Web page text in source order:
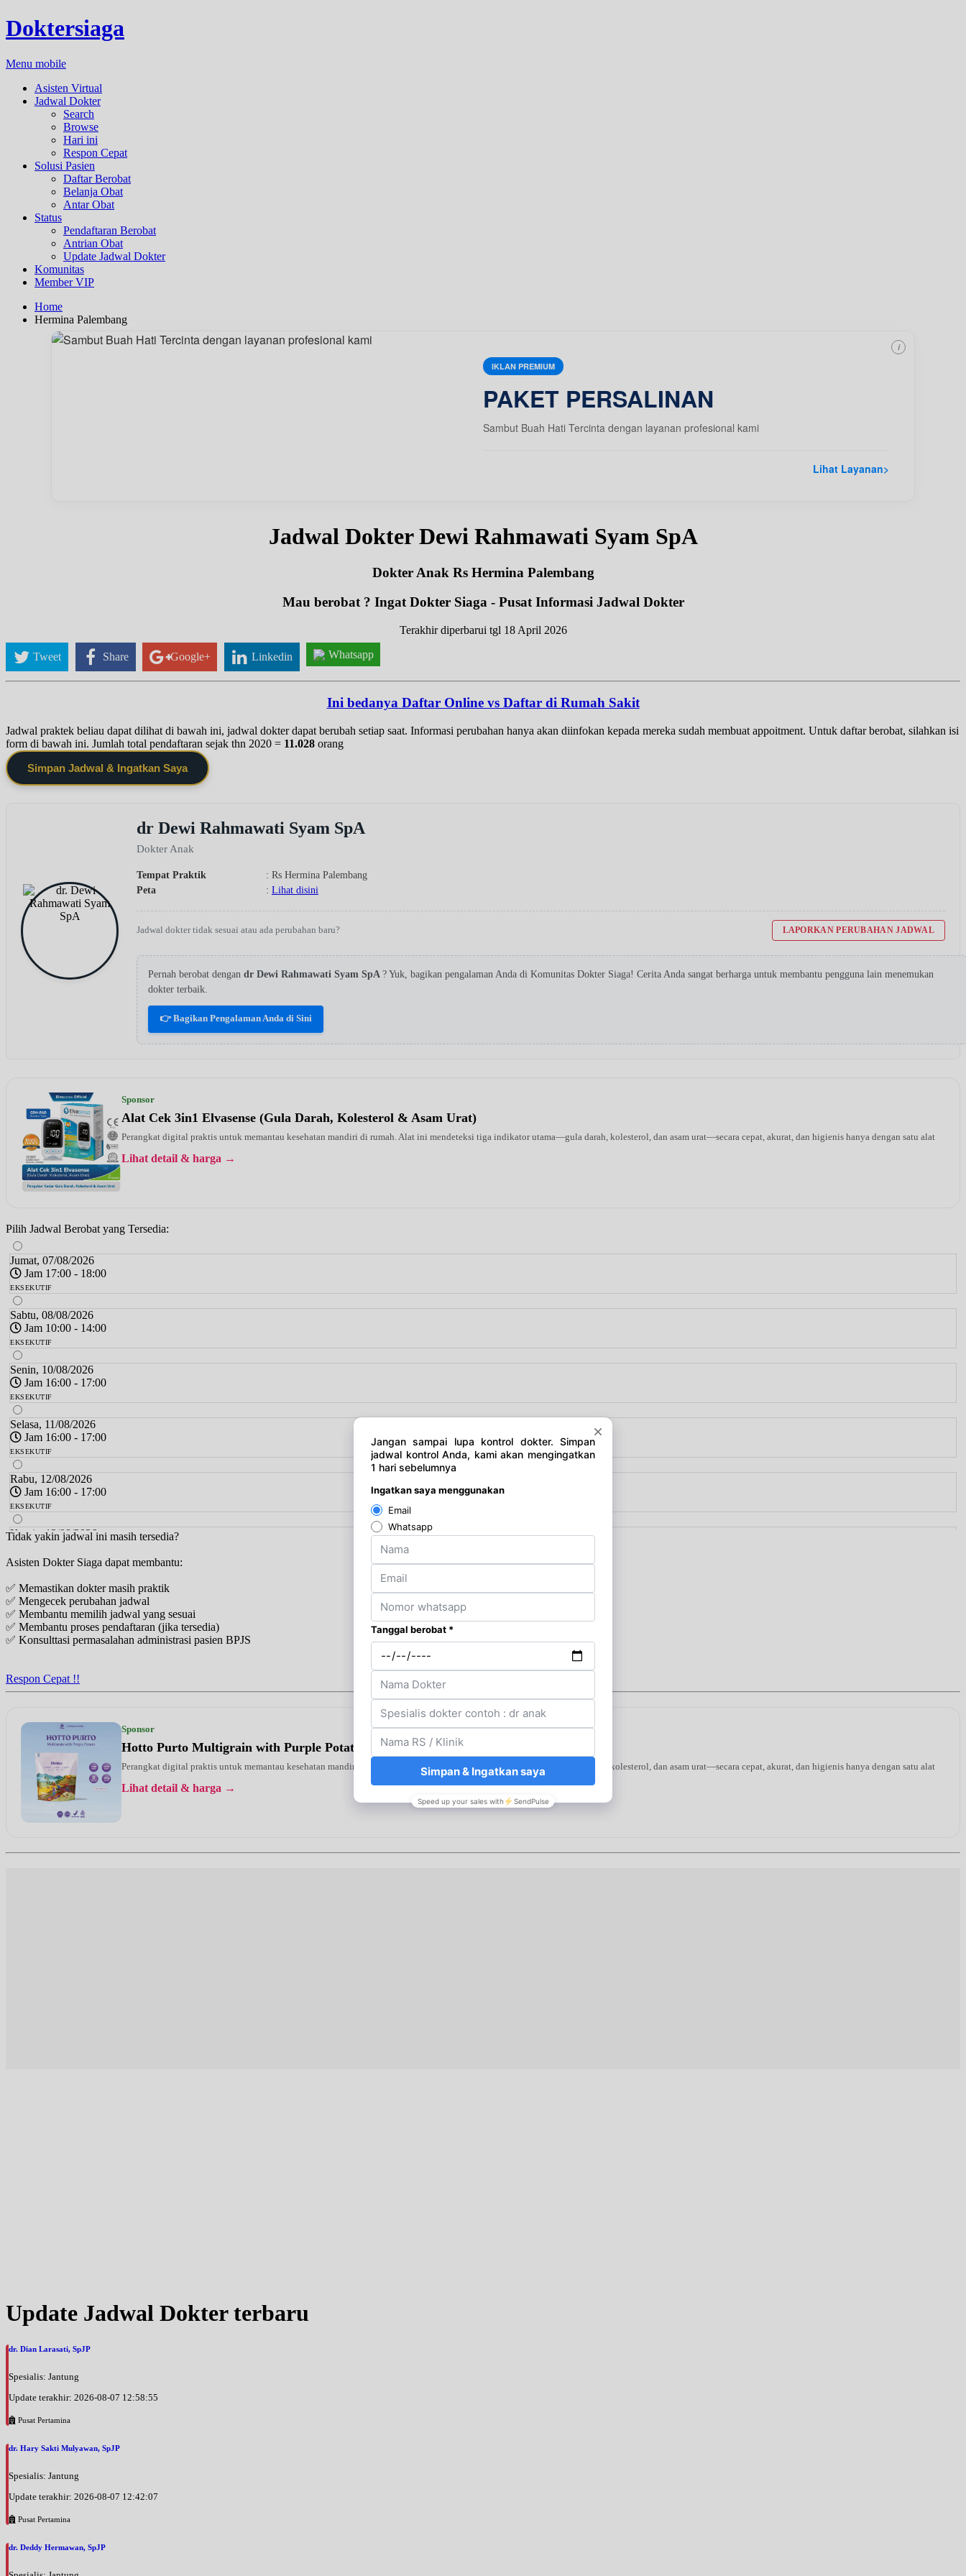
Doktersiaga
Menu mobile
Asisten Virtual
Jadwal Dokter
Search
Browse
Hari ini
Respon Cepat
Solusi Pasien
Daftar Berobat
Belanja Obat
Antar Obat
Status
Pendaftaran Berobat
Antrian Obat
Update Jadwal Dokter
Komunitas
Member VIP
Home
Hermina Palembang
IKLAN PREMIUM
PAKET PERSALINAN
Sambut Buah Hati Tercinta dengan layanan profesional kami
Lihat Layanan>
i
Jadwal Dokter Dewi Rahmawati Syam SpA
Dokter Anak Rs Hermina Palembang
Mau berobat ? Ingat Dokter Siaga - Pusat Informasi Jadwal Dokter
Terakhir diperbarui tgl 18 April 2026
Tweet Share Google+ Linkedin Whatsapp
Ini bedanya Daftar Online vs Daftar di Rumah Sakit
Jadwal praktek beliau dapat dilihat di bawah ini, jadwal dokter dapat berubah setiap saat. Informasi perubahan hanya akan diinfokan kepada mereka sudah membuat appoitment. Untuk daftar berobat, silahkan isi
form di bawah ini. Jumlah total pendaftaran sejak thn 2020 = 11.028 orang
Simpan Jadwal & Ingatkan Saya
dr Dewi Rahmawati Syam SpA
Dokter Anak
Tempat Praktik
: Rs Hermina Palembang
Peta
: Lihat disini
Jadwal dokter tidak sesuai atau ada perubahan baru? LAPORKAN PERUBAHAN JADWAL
Pernah berobat dengan dr Dewi Rahmawati Syam SpA ? Yuk, bagikan pengalaman Anda di Komunitas Dokter Siaga! Cerita Anda sangat berharga untuk membantu pengguna lain menemukan
dokter terbaik.
👉 Bagikan Pengalaman Anda di Sini
Sponsor
Alat Cek 3in1 Elvasense (Gula Darah, Kolesterol & Asam Urat)
Perangkat digital praktis untuk memantau kesehatan mandiri di rumah. Alat ini mendeteksi tiga indikator utama—gula darah, kolesterol, dan asam urat—secara cepat, akurat, dan higienis hanya dengan satu alat
Lihat detail & harga →
Pilih Jadwal Berobat yang Tersedia:
Jumat, 07/08/2026
Jam 17:00 - 18:00
EKSEKUTIF
Sabtu, 08/08/2026
Jam 10:00 - 14:00
EKSEKUTIF
Senin, 10/08/2026
Jam 16:00 - 17:00
EKSEKUTIF
Selasa, 11/08/2026
Jam 16:00 - 17:00
EKSEKUTIF
Rabu, 12/08/2026
Jam 16:00 - 17:00
EKSEKUTIF
Kamis, 13/08/2026
Jam 18:00 - 19:00
EKSEKUTIF
Jumat, 14/08/2026
Jam 17:00 - 18:00
EKSEKUTIF
Sabtu, 15/08/2026
EKSEKUTIF
Selasa, 18/08/2026
Jam 16:00 - 17:00
EKSEKUTIF
Jam 16:00 - 17:00
Jam 10:00 - 14:00
EKSEKUTIF
Senin, 31/08/2026
EKSEKUTIF
Jam 16:00 - 17:00
Jam 16:00 - 17:00
Kamis, 03/09/2026
EKSEKUTIF
Jumat, 04/09/2026
Tidak yakin jadwal ini masih tersedia?
Asisten Dokter Siaga dapat membantu:
✅ Memastikan dokter masih praktik
✅ Mengecek perubahan jadwal
✅ Membantu memilih jadwal yang sesuai
✅ Membantu proses pendaftaran (jika tersedia)
✅ Konsulttasi permasalahan administrasi pasien BPJS
Respon Cepat !!
Sponsor
Hotto Purto Multigrain with Purple Potato
Perangkat digital praktis untuk memantau kesehatan mandiri di rumah. Alat ini mendeteksi tiga indikator utama—gula darah, kolesterol, dan asam urat—secara cepat, akurat, dan higienis hanya dengan satu alat
Lihat detail & harga →
Update Jadwal Dokter terbaru
dr. Dian Larasati, SpJP
Spesialis: Jantung
Update terakhir: 2026-08-07 12:58:55
Pusat Pertamina
dr. Hary Sakti Mulyawan, SpJP
Spesialis: Jantung
Update terakhir: 2026-08-07 12:42:07
Pusat Pertamina
dr. Deddy Hermawan, SpJP